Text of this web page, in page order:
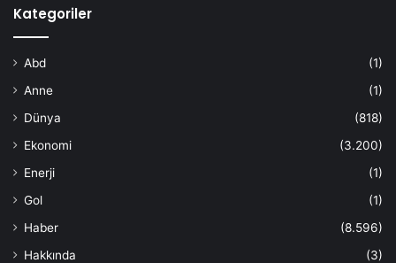
Kategoriler
Abd
(1)
Anne
(1)
Dünya
(818)
Ekonomi
(3.200)
Enerji
(1)
Gol
(1)
Haber
(8.596)
Hakkında
(3)